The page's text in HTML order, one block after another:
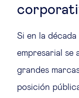
Si en la
empresarial se
grandes
posición